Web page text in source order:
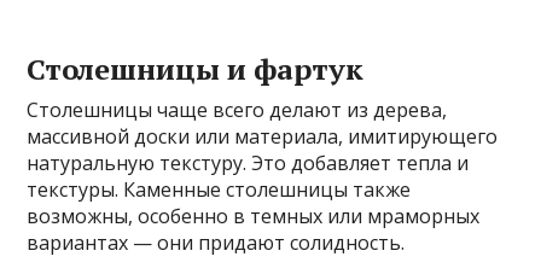
Столешницы и фартук
Столешницы чаще всего делают из дерева,
массивной доски или материала, имитирующего
натуральную текстуру. Это добавляет тепла и
текстуры. Каменные столешницы также
возможны, особенно в темных или мраморных
вариантах — они придают солидность.